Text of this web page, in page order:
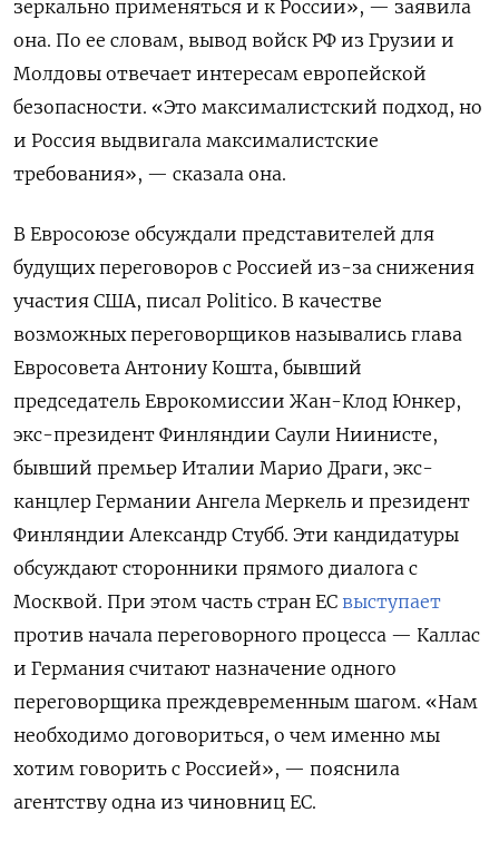
зеркально применяться и к России», — заявила
она. По ее словам, вывод войск РФ из Грузии и
Молдовы отвечает интересам европейской
безопасности. «Это максималистский подход, но
и Россия выдвигала максималистские
требования», — сказала она.
В Евросоюзе обсуждали представителей для
будущих переговоров с Россией из-за снижения
участия США, писал Politico. В качестве
возможных переговорщиков назывались глава
Евросовета Антониу Кошта, бывший
председатель Еврокомиссии Жан-Клод Юнкер,
экс-президент Финляндии Саули Ниинисте,
бывший премьер Италии Марио Драги, экс-
канцлер Германии Ангела Меркель и президент
Финляндии Александр Стубб. Эти кандидатуры
обсуждают сторонники прямого диалога с
Москвой. При этом часть стран ЕС выступает
против начала переговорного процесса — Каллас
и Германия считают назначение одного
переговорщика преждевременным шагом. «Нам
необходимо договориться, о чем именно мы
хотим говорить с Россией», — пояснила
агентству одна из чиновниц ЕС.